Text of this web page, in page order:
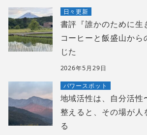
日々更新
書評『誰かのために生
コーヒーと飯盛山から
じた
2026年5月29日
パワースポット
地域活性は、自分活性
整えると、その場が人
る